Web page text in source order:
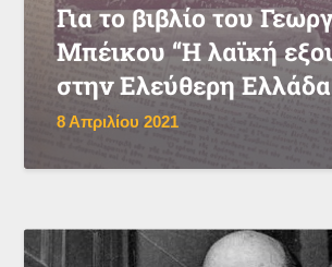
Για το βιβλίο του
Μπέικου “Η λαϊκή
στην Ελεύθερη
8 Απριλίου 2021